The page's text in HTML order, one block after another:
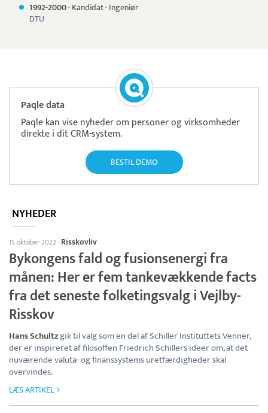
1992-2000· Kandidat· Ingeniør
DTU
Paqle data
Paqle kan vise nyheder om personer og virksomheder
direkte i dit CRM-system.
BESTIL DEMO
NYHEDER
11. oktober 2022· Risskovliv
Bykongens fald og fusionsenergi fra
månen: Her er fem tankevækkende facts
fra det seneste folketingsvalg i Vejlby-
Risskov
Hans Schultzgik til valg som en del af Schiller Instituttets Venner,
der er inspireret af filosoffen Friedrich Schillers ideer om, at det
nuværende valuta- og finanssystems uretfærdigheder skal
overvindes.
LÆS ARTIKEL